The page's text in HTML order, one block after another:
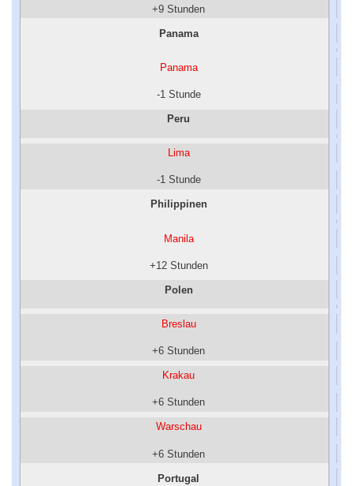
+9 Stunden
Panama
Panama
-1 Stunde
Peru
Lima
-1 Stunde
Philippinen
Manila
+12 Stunden
Polen
Breslau
+6 Stunden
Krakau
+6 Stunden
Warschau
+6 Stunden
Portugal